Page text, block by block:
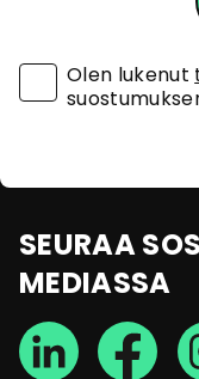
Olen lukenut
SEURAA
MEDIASSA